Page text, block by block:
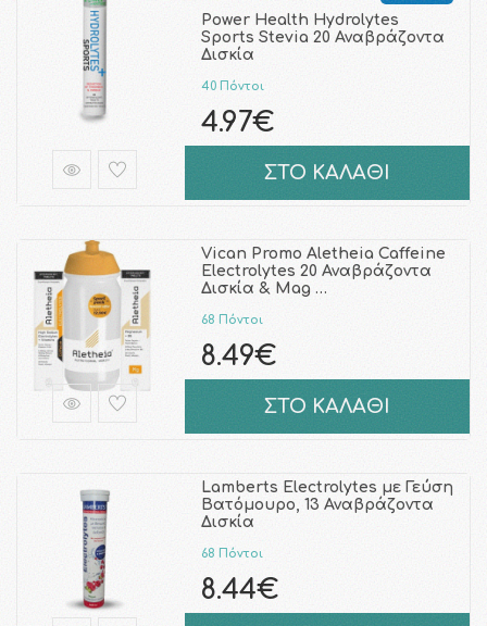
Power Health Hydrolytes
Sports Stevia 20 Αναβράζοντα
Δισκία
40 Πόντοι
4.97€
ΣΤΟ ΚΑΛΑΘΙ
Vican Promo Aletheia Caffeine
Electrolytes 20 Αναβράζοντα
Δισκία & Mag …
68 Πόντοι
8.49€
ΣΤΟ ΚΑΛΑΘΙ
Lamberts Electrolytes με Γεύση
Βατόμουρο, 13 Αναβράζοντα
Δισκία
68 Πόντοι
8.44€